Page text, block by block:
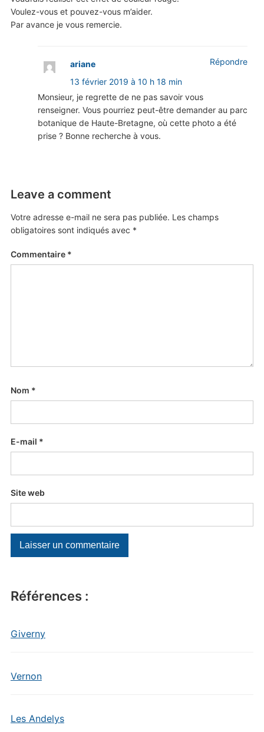
Références :
Giverny
Vernon
Les Andelys
Voulez-vous et pouvez-vous m’aider.
Par avance je vous remercie.
ariane
13 février 2019 à 10 h 18 min
Monsieur, je regrette de ne pas savoir vous
renseigner. Vous pourriez peut-être demander au parc
botanique de Haute-Bretagne, où cette photo a été
prise ? Bonne recherche à vous.
Répondre
Leave a comment
Votre adresse e-mail ne sera pas publiée. Les champs
obligatoires sont indiqués avec *
Commentaire *
Nom *
E-mail *
Site web